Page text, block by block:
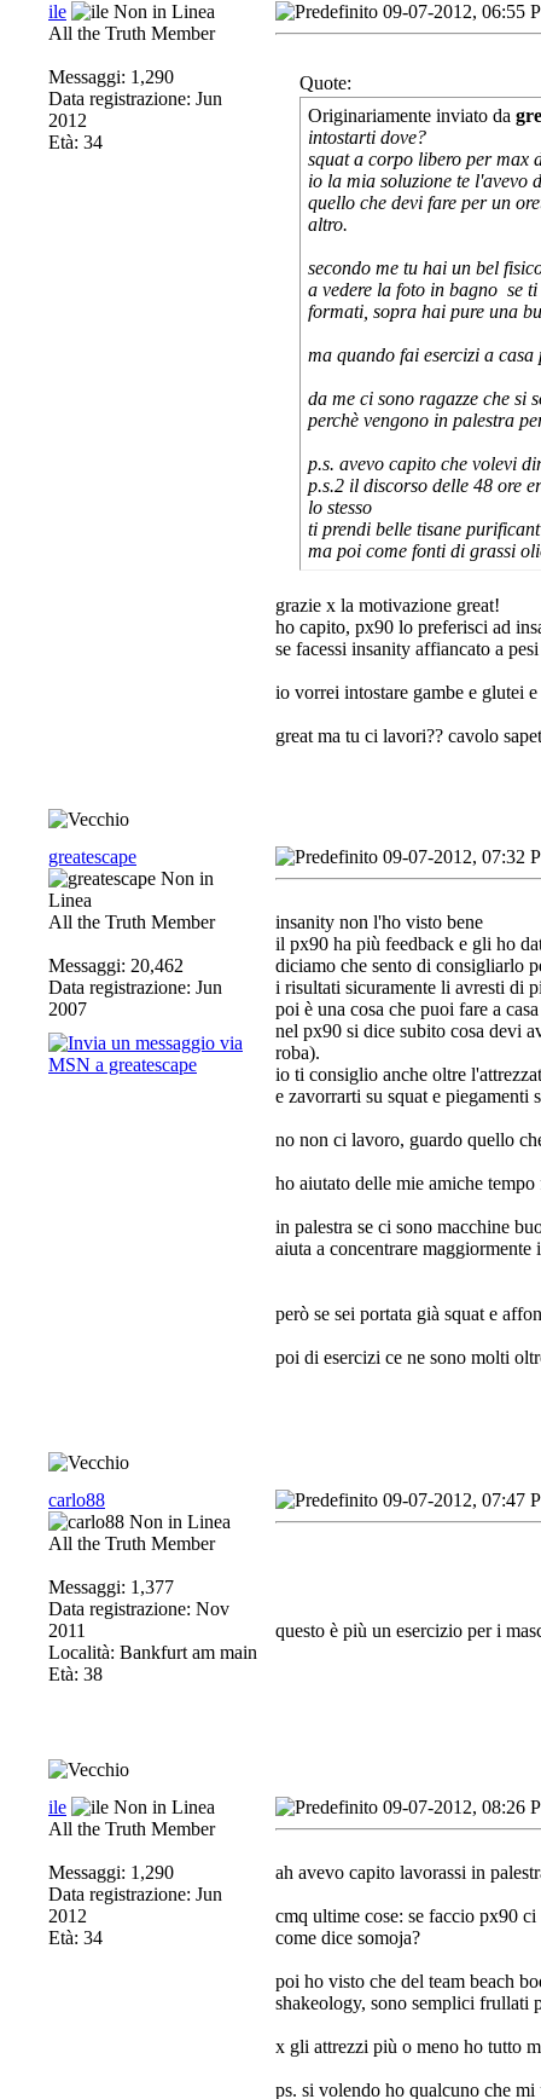
ile
All the Truth Member
Messaggi: 1,290
Data registrazione: Jun
2012
Età: 34
09-07-2012, 06:55
Quote:
Originariamente inviato da
intostarti dove?
squat a corpo libero per max
io la mia soluzione te l'avevo
quello che devi fare per un
altro.
secondo me tu hai un bel
a vedere la foto in bagno se
formati, sopra hai pure una
ma quando fai esercizi a
da me ci sono ragazze che si
perchè vengono in palestra
p.s. avevo capito che volevi
p.s.2 il discorso delle 48 ore
lo stesso
ti prendi belle tisane
ma poi come fonti di grassi
grazie x la motivazione great!
ho capito, px90 lo preferisci ad
se facessi insanity affiancato a
io vorrei intostare gambe e glutei
great ma tu ci lavori?? cavolo
greatescape
All the Truth Member
Messaggi: 20,462
Data registrazione: Jun
2007
09-07-2012, 07:32
insanity non l'ho visto bene
il px90 ha più feedback e gli ho
diciamo che sento di consigliarlo
i risultati sicuramente li avresti di
poi è una cosa che puoi fare a casa
nel px90 si dice subito cosa devi
roba).
io ti consiglio anche oltre
e zavorrarti su squat e piegamenti
no non ci lavoro, guardo quello
ho aiutato delle mie amiche
in palestra se ci sono macchine
aiuta a concentrare
però se sei portata già squat e
poi di esercizi ce ne sono molti
carlo88
All the Truth Member
Messaggi: 1,377
Data registrazione: Nov
2011
Località: Bankfurt am main
Età: 38
09-07-2012, 07:47
questo è più un esercizio per i
ile
All the Truth Member
Messaggi: 1,290
Data registrazione: Jun
2012
Età: 34
09-07-2012, 08:26
ah avevo capito lavorassi in
cmq ultime cose: se faccio px90
come dice somoja?
poi ho visto che del team beach
shakeology, sono semplici frullati
x gli attrezzi più o meno ho tutto
ps. si volendo ho qualcuno che mi